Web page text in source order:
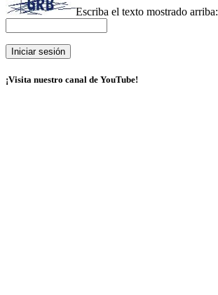
Escriba el texto mostrado arriba:
¡Visita nuestro canal de YouTube!